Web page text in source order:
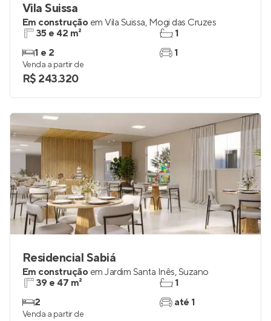
Vila Suissa
Em construção em Vila Suissa, Mogi das Cruzes
35 e 42 m²
1 e 2
1
1
Venda a partir de
R$ 243.320
Residencial Sabiá
Em construção em Jardim Santa Inês,Suzano
39 e 47 m²
2
1
até 1
Venda a partir de